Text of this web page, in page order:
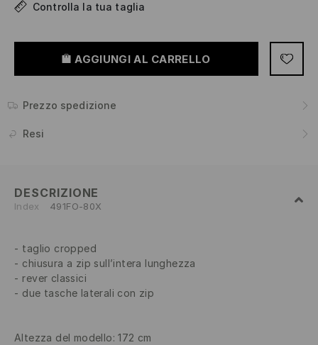
Controlla la tua taglia
AGGIUNGI AL CARRELLO
Prezzo spedizione
Resi
DESCRIZIONE
Index 491FO-80X
taglio cropped
chiusura a zip sull’intera lunghezza
rever classici
due tasche laterali con zip
Altezza del modello: 172 cm